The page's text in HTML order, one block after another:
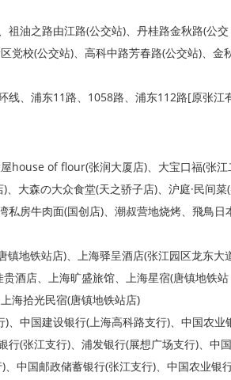
祖油之路由江路(公交站)、丹桂路金秋路(公交
党校(公交站)、高科中路芳春路(公交站)、金
线、浦东11路、1058路、浦东112路[原张江
house of flour(张润大厦店)、大宝口福(张江
大森の大众食堂(天之骄子店)、沪庭·民间菜
私房牛肉面(国创店)、潮叔营地烧烤、飛鳥日
地铁站店)、上海驿呈酒店(张江园区龙东大
酒店、上海旷盛旅馆、上海星宿(唐镇地铁站
海拾光民宿(唐镇地铁站店)
、中国建设银行(上海高科路支行)、中国农业
行(张江支行)、浦发银行(展想广场支行)、中
中国邮政储蓄银行(张江支行)、中国农业银